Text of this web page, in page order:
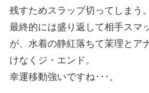
残すためスラップ切ってしまう。
最終的には盛り返して相手スマ
が、水着の静紅落ちて茉理とア
けなくジ・エンド。
幸運移動強いですね･･･。